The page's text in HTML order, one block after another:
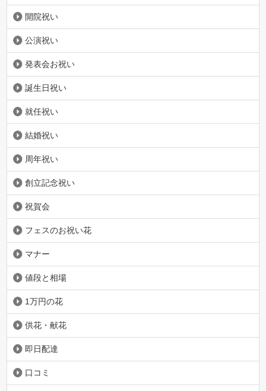
開院祝い
公演祝い
発表会お祝い
誕生日祝い
就任祝い
結婚祝い
周年祝い
創立記念祝い
祝賀会
フェスのお祝い花
マナー
値段と相場
1万円の花
供花・献花
即日配達
口コミ